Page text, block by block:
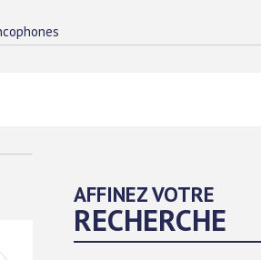
AFFINEZ VOTRE
RECHERCHE